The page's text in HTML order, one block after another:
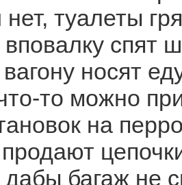
туалеты
спят
носят
то можно
на
дабы багаж не